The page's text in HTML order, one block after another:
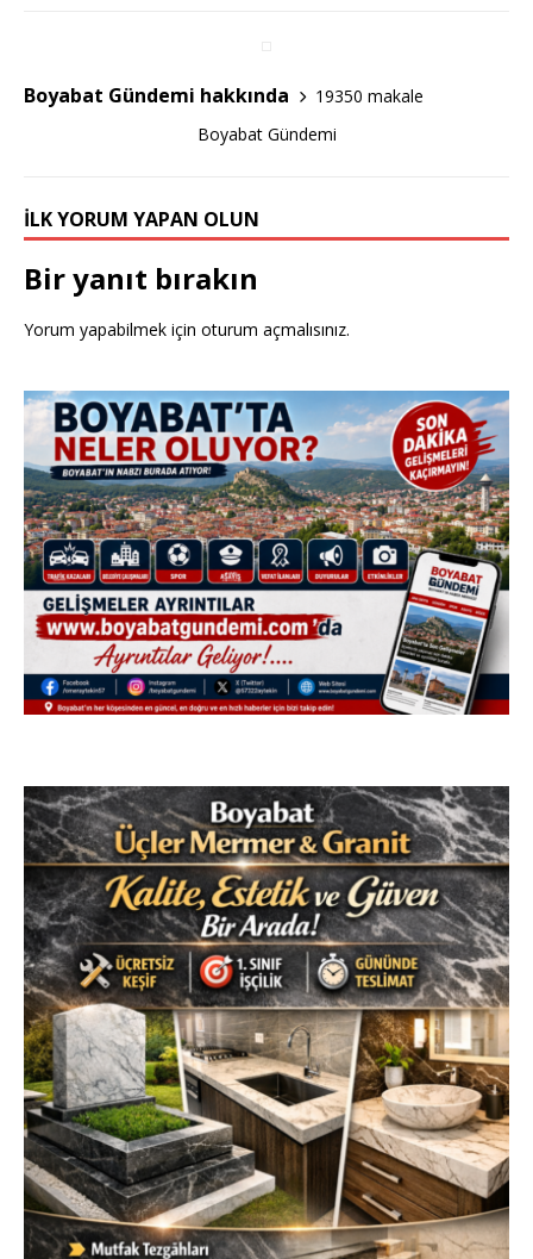
o
k
Boyabat Gündemi hakkında
19350 makale
Boyabat Gündemi
İLK YORUM YAPAN OLUN
Bir yanıt bırakın
Yorum yapabilmek için oturum açmalısınız.